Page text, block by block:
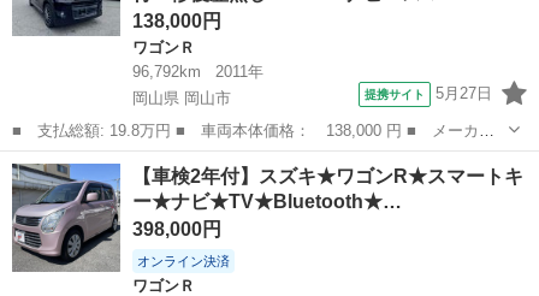
138,000円
ワゴンＲ
96,792km
2011年
岡山県 岡山市
提携サイト 5月27日
■ 支払総額: 19.8万円 ■ 車両本体価格： 138,000 円 ■ メーカー
名： スズキ ■ 車種名： ワゴンＲスティングレー ■ グレード
名： Ｘ 車検２年付 修復歴無し ＴＶ ナビ スマートキ― プ
ッシュスタート...
岡山 岡山市 ワゴンＲ
【車検2年付】スズキ★ワゴンR★スマートキ
ー★ナビ★TV★Bluetooth★…
398,000円
オンライン決済
ワゴンＲ